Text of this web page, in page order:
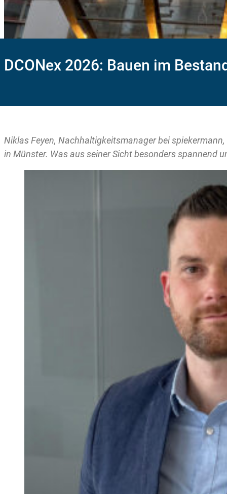
DCONex 2026: Bauen im
Niklas Feyen, Nachhaltigkeitsmanager bei
in Münster. Was aus seiner Sicht besonders spannend